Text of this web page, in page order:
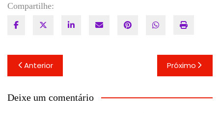
Compartilhe:
Navegação
de
Post
Anterior Próximo
Deixe um comentário